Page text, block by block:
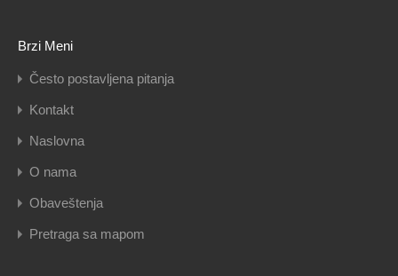
Brzi Meni
Često postavljena pitanja
Kontakt
Naslovna
O nama
Obaveštenja
Pretraga sa mapom